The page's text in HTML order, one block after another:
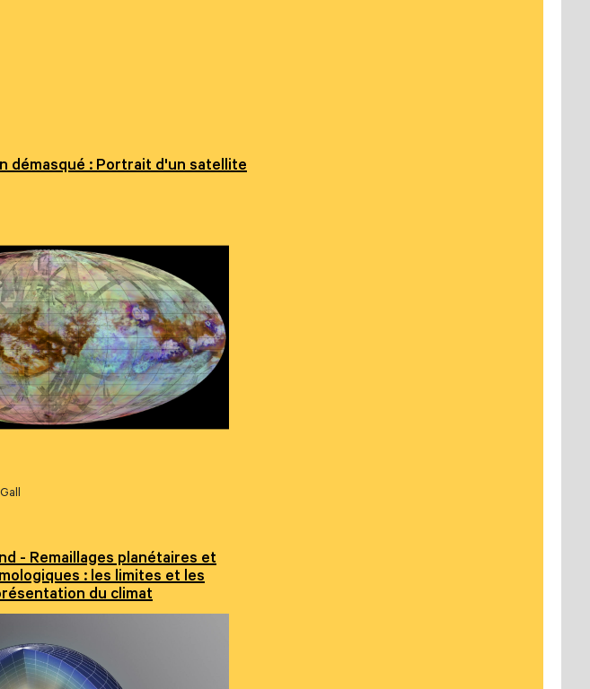
démasqué : Portrait d'un satellite
- Remaillages planétaires et
: les limites et les
du climat